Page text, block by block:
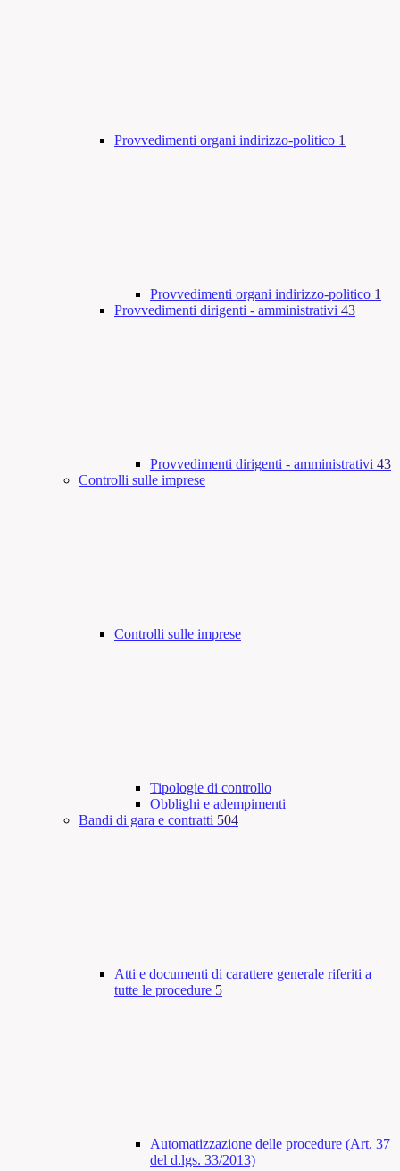
Provvedimenti organi indirizzo-politico 1
Provvedimenti organi indirizzo-politico 1
Provvedimenti dirigenti - amministrativi 43
Provvedimenti dirigenti - amministrativi 43
Controlli sulle imprese
Controlli sulle imprese
Tipologie di controllo
Obblighi e adempimenti
Bandi di gara e contratti 504
Atti e documenti di carattere generale riferiti a
tutte le procedure 5
Automatizzazione delle procedure (Art. 37
del d.lgs. 33/2013)